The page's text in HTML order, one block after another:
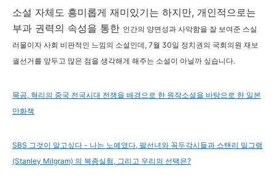
소설 자체도 흥미롭게 재미있기는 하지만, 개인적으로는
부과 권력의 속성을 통한 인간의 양면성과 사악함을 잘 보여준 스실
러물이자 사회 비판적인 느낌의 소설인데, 7월 30일 정치권의 국회의원 재보
궐선거를 앞두고 많은 점을 생각해게 해주는 소설이 아닐까 싶습니다.
묵공, 혁리의 중국 전국시대 전쟁을 배경으로 한 원작소설을 바탕으로 한 일본
만화책
SBS 그것이 알고싶다 - 나는 노예였다, 팔선녀와 꼭두각시들과 스탠리 밀그램
(Stanley Milgram) 의 복종실험‎, 그리고 우리의 선택은?